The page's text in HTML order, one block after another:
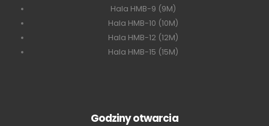
Hala HMB-9 (9M)
Hala HMB-10 (10M)
Hala HMB-12 (12M)
Hala HMB-15 (15M)
Godziny otwarcia